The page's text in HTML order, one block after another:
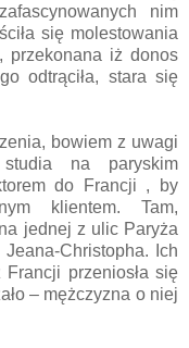
nim
się molestowania
przekonana iż donos
odtrąciła, stara się
bowiem z uwagi
na paryskim
do Francji , by
klientem. Tam,
jednej z ulic Paryża
Christopha. Ich
przeniosła się
– mężczyzna o niej